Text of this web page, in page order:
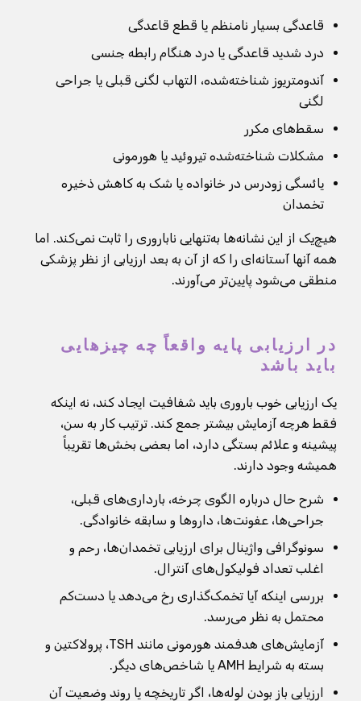
قاعدگی بسیار نامنظم یا قطع قاعدگی
درد شدید قاعدگی یا درد هنگام رابطه جنسی
آندومتریوز شناخته‌شده، التهاب لگنی قبلی یا جراحی
لگنی
سقط‌های مکرر
مشکلات شناخته‌شده تیروئید یا هورمونی
یائسگی زودرس در خانواده یا شک به کاهش ذخیره
تخمدان
هیچ‌یک از این نشانه‌ها به‌تنهایی ناباروری را ثابت نمی‌کند. اما
همه آنها آستانه‌ای را که از آن به بعد ارزیابی از نظر پزشکی
منطقی می‌شود پایین‌تر می‌آورند.
در ارزیابی پایه واقعاً چه چیزهایی
باید باشد
یک ارزیابی خوب باروری باید شفافیت ایجاد کند، نه اینکه
فقط هرچه آزمایش بیشتر جمع کند. ترتیب کار به سن،
پیشینه و علائم بستگی دارد، اما بعضی بخش‌ها تقریباً
همیشه وجود دارند.
شرح حال درباره الگوی چرخه، بارداری‌های قبلی،
جراحی‌ها، عفونت‌ها، داروها و سابقه خانوادگی.
سونوگرافی واژینال برای ارزیابی تخمدان‌ها، رحم و
اغلب تعداد فولیکول‌های آنترال.
بررسی اینکه آیا تخمک‌گذاری رخ می‌دهد یا دست‌کم
محتمل به نظر می‌رسد.
آزمایش‌های هدفمند هورمونی مانند TSH، پرولاکتین و
بسته به شرایط AMH یا شاخص‌های دیگر.
ارزیابی باز بودن لوله‌ها، اگر تاریخچه یا روند وضعیت آن